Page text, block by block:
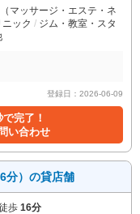
マッサージ・エステ・ネ
ック
ジム・教室・スタ
登録日：2026-06-09
完了！
い合わせ
分）の貸店舗
歩 16分